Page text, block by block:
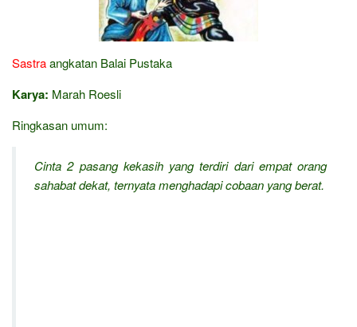
Sastraangkatan Balai Pustaka
Karya: Marah Roesli
Ringkasan umum:
Cinta 2 pasang kekasih yang terdiri dari empat orang
sahabat dekat, ternyata menghadapi cobaan yang berat.